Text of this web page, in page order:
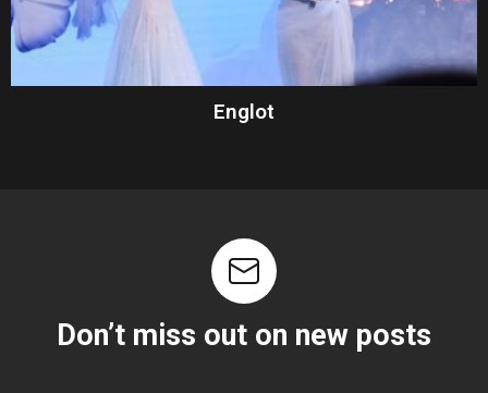
Englot
Don’t miss out on new posts